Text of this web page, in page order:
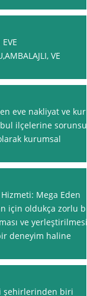
VE
eve nakliyat ve kuru
ilçelerine sorunsuz
kurumsal
Mega Eden
için oldukça zorlu bir
ve yerleştirilmesi
deneyim haline
şehirlerinden biri